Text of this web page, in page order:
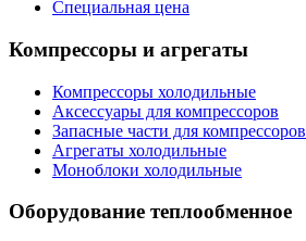
Специальная цена
Компрессоры и агрегаты
Компрессоры холодильные
Аксессуары для компрессоров
Запасные части для компрессоров
Агрегаты холодильные
Моноблоки холодильные
Оборудование теплообменное